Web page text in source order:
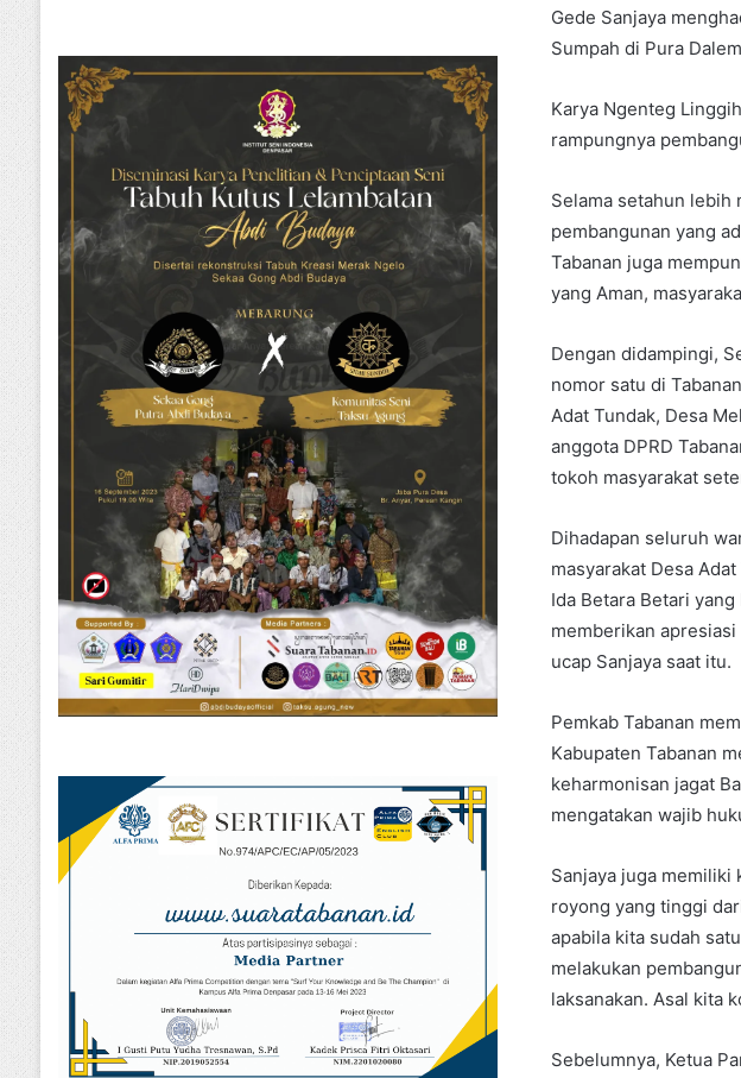
Gede Sanjaya
Sumpah di Pura
Karya Ngenteg
rampungnya
Selama setahun lebih
pembangunan yang
Tabanan juga
yang Aman,
Dengan didampingi,
nomor satu di
Adat Tundak, Desa
anggota DPRD
tokoh masyarakat
Dihadapan seluruh
masyarakat Desa
Ida Betara Betari
memberikan
ucap Sanjaya saat itu.
Pemkab Tabanan
Kabupaten Tabanan
keharmonisan jagat
mengatakan wajib
Sanjaya juga memiliki
royong yang tinggi
apabila kita sudah
melakukan
laksanakan. Asal kita
Sebelumnya, Ketua